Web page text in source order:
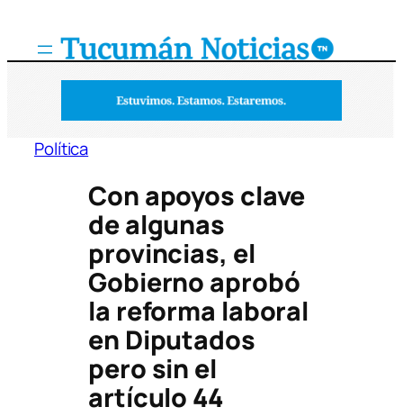
Política
Con apoyos clave
de algunas
provincias, el
Gobierno aprobó
la reforma laboral
en Diputados
pero sin el
artículo 44